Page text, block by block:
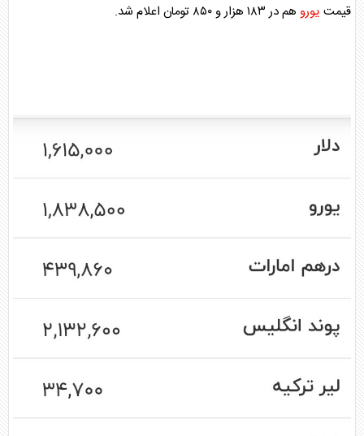
قیمت یورو هم در ۱۸۳ هزار و ۸۵۰ تومان اعلام شد.